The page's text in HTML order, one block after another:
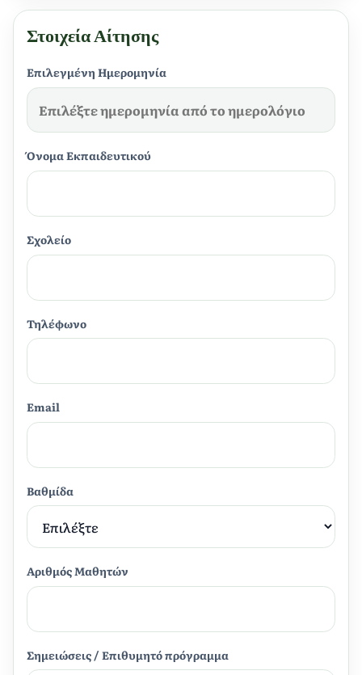
Στοιχεία Αίτησης
Επιλεγμένη Ημερομηνία
Όνομα Εκπαιδευτικού
Σχολείο
Τηλέφωνο
Email
Βαθμίδα
Αριθμός Μαθητών
Σημειώσεις / Επιθυμητό πρόγραμμα